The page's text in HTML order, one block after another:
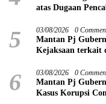
atas Dugaan
5 03/08/2026 0
Mantan Pj
Kejaksaan terkait
6 03/08/2026 0
Mantan Pj
Kasus Korupsi